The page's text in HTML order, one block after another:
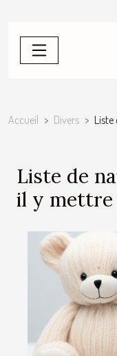
Accueil Divers Liste
Liste de
il y mettre